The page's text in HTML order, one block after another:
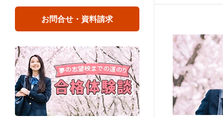
お問合せ・資料請求